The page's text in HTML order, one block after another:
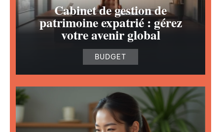
Cabinet de gestion de
patrimoine expatrié : gérez
votre avenir global
BUDGET